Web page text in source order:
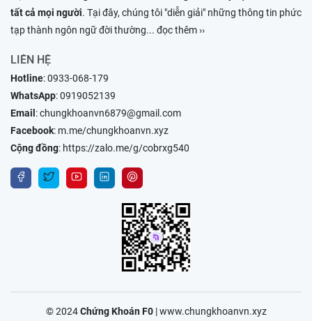
tất cả mọi người. Tại đây, chúng tôi "diễn giải" những thông tin phức
tạp thành ngôn ngữ đời thường... đọc thêm ››
LIÊN HỆ
Hotline:0933-068-179
WhatsApp:0919052139
Email :chungkhoanvn6879@gmail.com
Facebook: m.me/chungkhoanvn.xyz
Cộng đồng: https://zalo.me/g/cobrxg540
© 2024Chứng Khoán F0|www.chungkhoanvn.xyz